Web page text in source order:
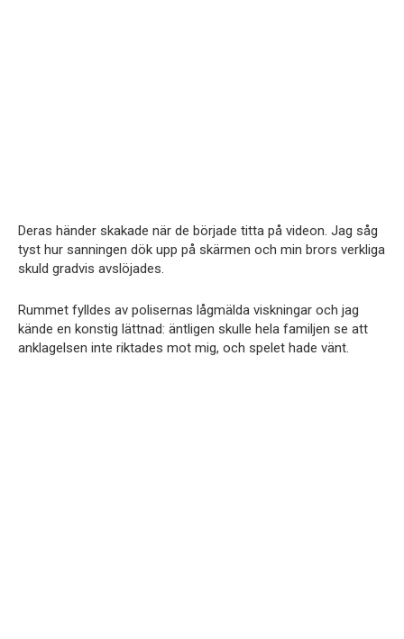
Deras händer skakade när de började titta på videon. Jag såg
tyst hur sanningen dök upp på skärmen och min brors verkliga
skuld gradvis avslöjades.
Rummet fylldes av polisernas lågmälda viskningar och jag
kände en konstig lättnad: äntligen skulle hela familjen se att
anklagelsen inte riktades mot mig, och spelet hade vänt.